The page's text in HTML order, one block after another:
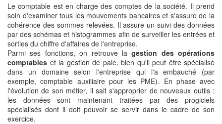
Le comptable est en charge des comptes de la société. Il prend
soin d'examiner tous les mouvements bancaires et s'assure de la
cohérence des sommes relevées. Il assure un suivi des données
par des schémas et histogrammes afin de surveiller les entrées et
sorties du chiffre d'affaires de l'entreprise.
Parmi ses fonctions, on retrouve lagestion des opérations
comptables et la gestion de paie, bien qu'il peut être spécialisé
dans un domaine selon l'entreprise qui l'a embauché (par
exemple, comptable auxiliaire pour les PME). En phase avec
l'évolution de son métier, il sait s'approprier de nouveaux outils :
les données sont maintenant traitées par des progiciels
spécialisés dont il doit pouvoir se servir dans le cadre de son
exercice.